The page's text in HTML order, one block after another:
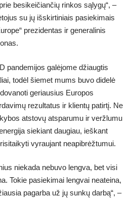
besikeičiančių rinkos sąlygų“, –
su jų išskirtiniais pasiekimais
prezidentas ir generalinis
pandemijos galėjome džiaugtis
todėl šiemet mums buvo didelė
geriausius Europos
rezultatus ir klientų patirtį. Ne
atstovų atsparumu ir veržlumu
siekiant daugiau, ieškant
vyraujant neapibrėžtumui.
niekada nebuvo lengva, bet visi
Tokie pasiekimai lengvai neateina,
pagarba už jų sunkų darbą“, –